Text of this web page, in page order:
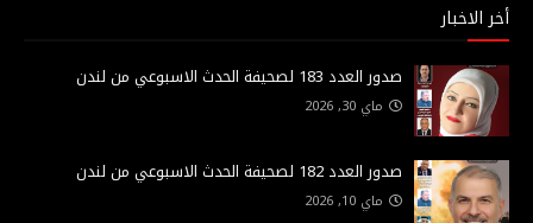
أخر الاخبار
صدور العدد 183 لصحيفة الحدث الاسبوعي من لندن
ماي 30, 2026
صدور العدد 182 لصحيفة الحدث الاسبوعي من لندن
ماي 10, 2026